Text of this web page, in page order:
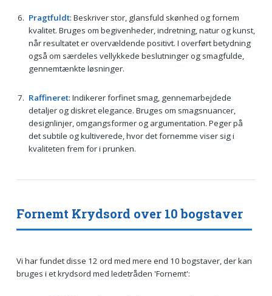
Pragtfuldt: Beskriver stor, glansfuld skønhed og fornem
kvalitet. Bruges om begivenheder, indretning, natur og kunst,
når resultatet er overvældende positivt. I overført betydning
også om særdeles vellykkede beslutninger og smagfulde,
gennemtænkte løsninger.
Raffineret: Indikerer forfinet smag, gennemarbejdede
detaljer og diskret elegance. Bruges om smagsnuancer,
designlinjer, omgangsformer og argumentation. Peger på
det subtile og kultiverede, hvor det fornemme viser sig i
kvaliteten frem for i prunken.
Fornemt Krydsord over 10 bogstaver
Vi har fundet disse 12 ord med mere end 10 bogstaver, der kan
bruges i et krydsord med ledetråden 'Fornemt':